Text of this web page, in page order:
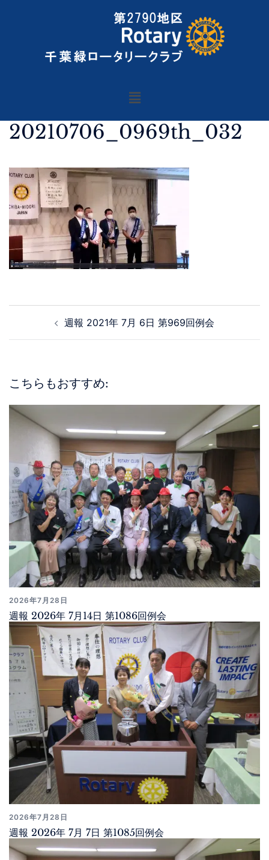
20210706_0969th_032
週報 2021年 7月 6日 第969回例会
こちらもおすすめ:
2026年7月28日
週報 2026年 7月14日 第1086回例会
2026年7月28日
週報 2026年 7月 7日 第1085回例会